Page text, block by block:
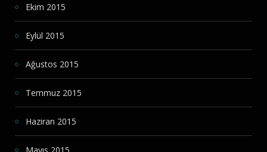
Ekim 2015
Eylül 2015
Ağustos 2015
Temmuz 2015
Haziran 2015
Mayıs 2015